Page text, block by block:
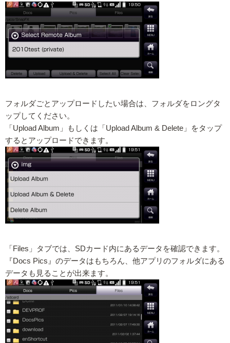
フォルダごとアップロードしたい場合は、フォルダをロングタ
ップしてください。
「Upload Album」もしくは「Upload Album & Delete」をタップ
するとアップロードできます。
「Files」タブでは、SDカード内にあるデータを確認できます。
『Docs Pics』のデータはもちろん、他アプリのフォルダにある
データも見ることが出来ます。